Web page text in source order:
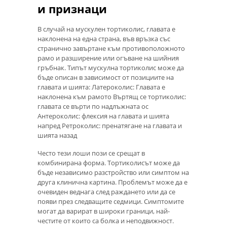
и признаци
В случай на мускулен тортиколис, главата е
наклонена на една страна, във връзка със
странично завъртане към противоположното
рамо и разширение или огъване на шийния
гръбнак. Типът мускулна тортиколис може да
бъде описан в зависимост от позициите на
главата и шията: Латероколис: Главата е
наклонена към рамото Въртящ се тортиколис:
главата се върти по надлъжната ос
Антероколис: флексия на главата и шията
напред Ретроколис: пренатягане на главата и
шията назад
Често тези лоши пози се срещат в
комбинирана форма. Тортиколисът може да
бъде независимо разстройство или симптом на
друга клинична картина. Проблемът може да е
очевиден веднага след раждането или да се
появи през следващите седмици. Симптомите
могат да варират в широки граници, най-
честите от които са болка и неподвижност.